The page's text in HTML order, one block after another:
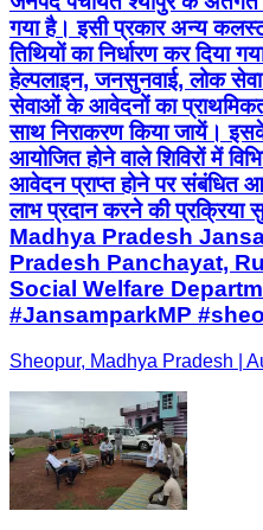
गया है। इसी प्रकार अन्य
तिथियों का निर्धारण कर दिया
हेल्पलाइन, जनसुनवाई, लोक
सेवाओं के आवेदनों का
साथ निराकरण किया जायें।
आयोजित होने वाले शिविरों में
आवेदन प्राप्त होने पर संबंधित
लाभ प्रदान करने की प्रक्रिया
Madhya Pradesh
Pradesh Panchayat,
Social Welfare
#JansamparkMP
Sheopur, Madhya Pradesh |